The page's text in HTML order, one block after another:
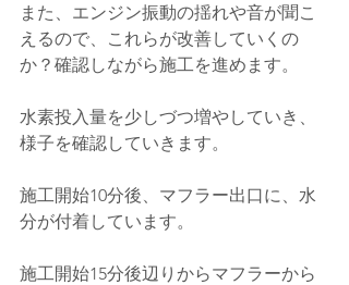
また、エンジン振動の揺れや音が聞こ
えるので、これらが改善していくの
か？確認しながら施工を進めます。
水素投入量を少しづつ増やしていき、
様子を確認していきます。
施工開始10分後、マフラー出口に、水
分が付着しています。
施工開始15分後辺りからマフラーから